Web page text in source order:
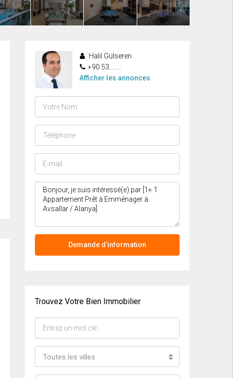
Halil Gülseren
+90 53........
Afficher les annonces
Demande d’information
Trouvez Votre Bien Immobilier
Toutes les villes